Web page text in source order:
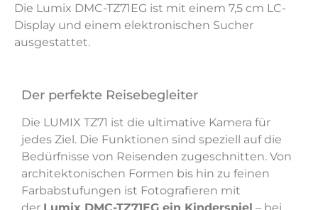
Die Lumix DMC-TZ71EG ist mit einem 7,5 cm LC-
Display und einem elektronischen Sucher
ausgestattet.
Der perfekte Reisebegleiter
Die LUMIX TZ71 ist die ultimative Kamera für
jedes Ziel. Die Funktionen sind speziell auf die
Bedürfnisse von Reisenden zugeschnitten. Von
architektonischen Formen bis hin zu feinen
Farbabstufungen ist Fotografieren mit